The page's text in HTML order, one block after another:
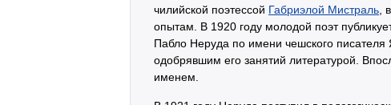
чилийской поэтессой Габриэлой Мистраль ,
опытам. В 1920 году молодой поэт
Пабло Неруда по имени чешского
одобрявшим его занятий литературой.
именем.